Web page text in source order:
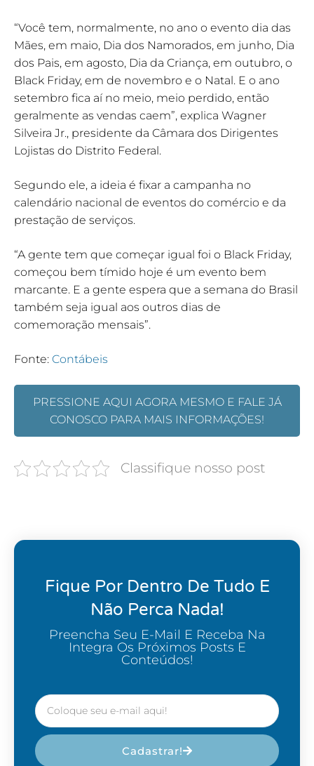
“Você tem, normalmente, no ano o evento dia das
Mães, em maio, Dia dos Namorados, em junho, Dia
dos Pais, em agosto, Dia da Criança, em outubro, o
Black Friday, em de novembro e o Natal. E o ano
setembro fica aí no meio, meio perdido, então
geralmente as vendas caem”, explica Wagner
Silveira Jr., presidente da Câmara dos Dirigentes
Lojistas do Distrito Federal.
Segundo ele, a ideia é fixar a campanha no
calendário nacional de eventos do comércio e da
prestação de serviços.
“A gente tem que começar igual foi o Black Friday,
começou bem tímido hoje é um evento bem
marcante. E a gente espera que a semana do Brasil
também seja igual aos outros dias de
comemoração mensais”.
Fonte: Contábeis
PRESSIONE AQUI AGORA MESMO E FALE JÁ
CONOSCO PARA MAIS INFORMAÇÕES!
Classifique nosso post
Fique Por Dentro De Tudo E
Não Perca Nada!
Preencha Seu E-Mail E Receba Na
Integra Os Próximos Posts E
Conteúdos!
Cadastrar!